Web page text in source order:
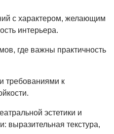
с характером, желающим
интерьера.
где важны практичность
требованиями к
эстетики и
выразительная текстура,